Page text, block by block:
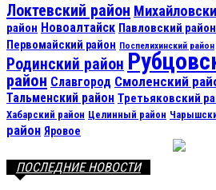
Локтевский район
район Новоалтайск Павловский район
Первомайский район Поспелихинский район
Родинский район
район Славгород Смоленский
Тальменский район Третьяковский
Хабарский район Целинный район
район Яровое
ПОСЛЕДНИЕ НОВОСТИ